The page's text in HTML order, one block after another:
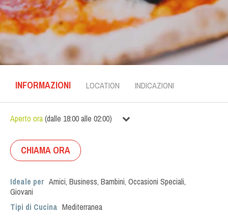
INFORMAZIONI LOCATION INDICAZIONI
Aperto ora(dalle 18:00alle 02:00)
CHIAMA ORA
Ideale per Amici, Business, Bambini, Occasioni Speciali,
Giovani
Tipi di Cucina Mediterranea